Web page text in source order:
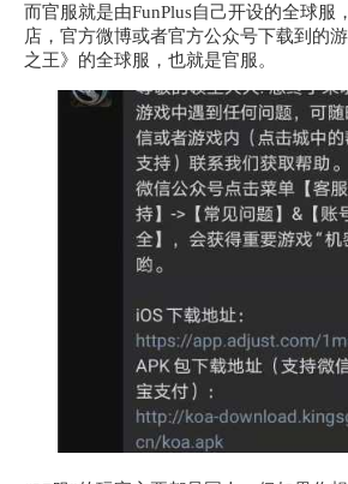
而官服就是由FunPlus自己开设的全球服
店，官方微博或者官方公众号下载到的
之王》的全球服，也就是官服。